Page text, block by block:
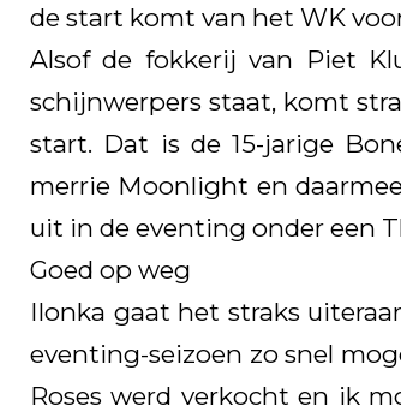
de start komt van het WK
Alsof de fokkerij van Piet
schijnwerpers staat, komt
start. Dat is de 15-jarige
merrie Moonlight en
uit in de eventing onder een
Goed op weg
Ilonka gaat het straks
eventing-seizoen zo snel
Roses werd verkocht en ik